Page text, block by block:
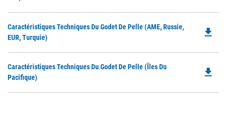
Caractéristiques Techniques Du Godet De Pelle (AME, Russie,
EUR, Turquie)
file_download
Caractéristiques Techniques Du Godet De Pelle (îles Du
Pacifique)
file_download